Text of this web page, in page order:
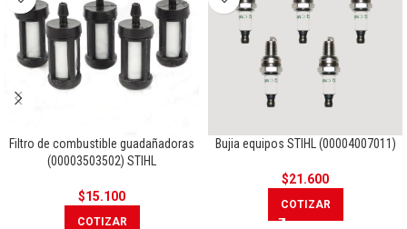
Filtro de combustible guadañadoras
(00003503502) STIHL
$15.100
COTIZAR
Bujia equipos STIHL (00004007011)
$21.600
COTIZAR